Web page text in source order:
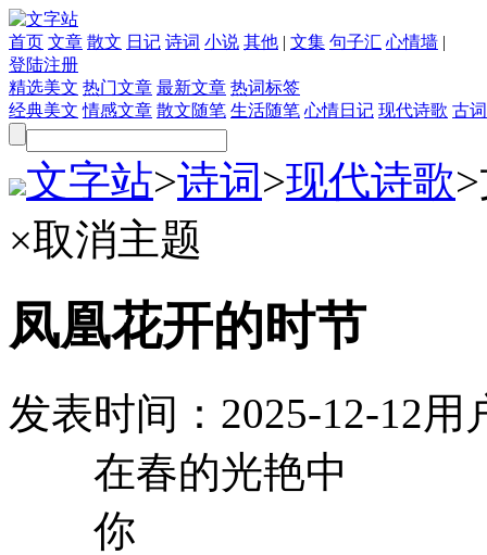
首页 文章 散文 日记 诗词 小说 其他 | 文集 句子汇 心情墙 |
登陆注册
精选美文 热门文章 最新文章 热词标签
经典美文 情感文章 散文随笔 生活随笔 心情日记 现代诗歌 古
文字站>诗词>现代诗歌>
×取消主题
凤凰花开的时节
发表时间： 2025-12-12用
在春的光艳中
你